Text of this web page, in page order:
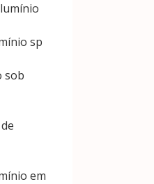
sp
sob
em